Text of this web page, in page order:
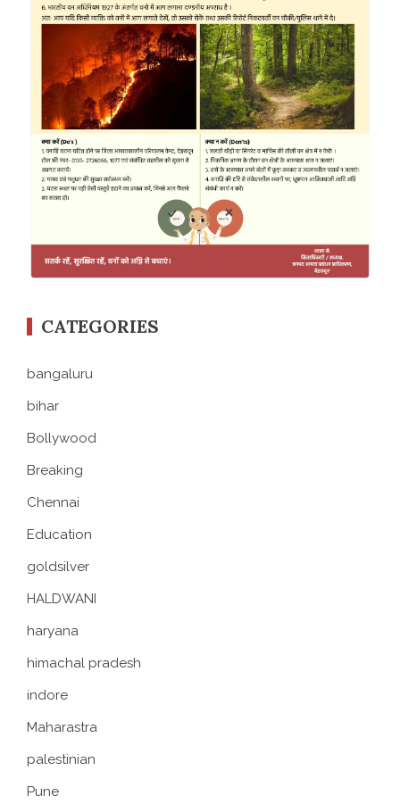
CATEGORIES
bangaluru
bihar
Bollywood
Breaking
Chennai
Education
goldsilver
HALDWANI
haryana
himachal pradesh
indore
Maharastra
palestinian
Pune